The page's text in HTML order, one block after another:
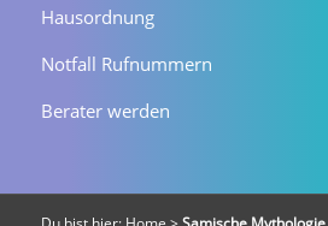
Hausordnung
Notfall Rufnummern
Berater werden